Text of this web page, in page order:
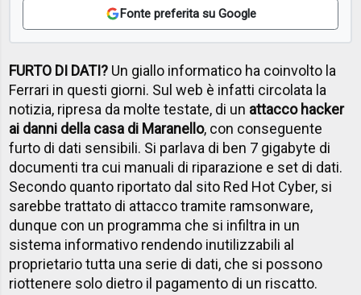
Fonte preferita su Google
FURTO DI DATI? Un giallo informatico ha coinvolto la
Ferrari in questi giorni. Sul web è infatti circolata la
notizia, ripresa da molte testate, di un attacco hacker
ai danni della casa di Maranello, con conseguente
furto di dati sensibili. Si parlava di ben 7 gigabyte di
documenti tra cui manuali di riparazione e set di dati.
Secondo quanto riportato dal sito Red Hot Cyber, si
sarebbe trattato di attacco tramite ramsonware,
dunque con un programma che si infiltra in un
sistema informativo rendendo inutilizzabili al
proprietario tutta una serie di dati, che si possono
riottenere solo dietro il pagamento di un riscatto.